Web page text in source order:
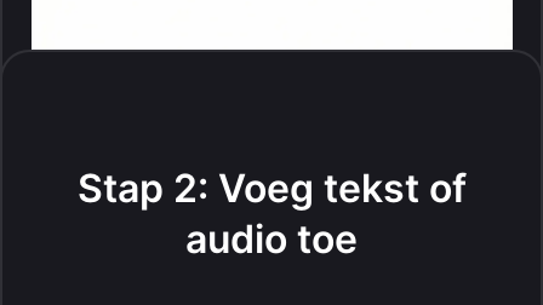
Stap 2: Voeg tekst of
audio toe